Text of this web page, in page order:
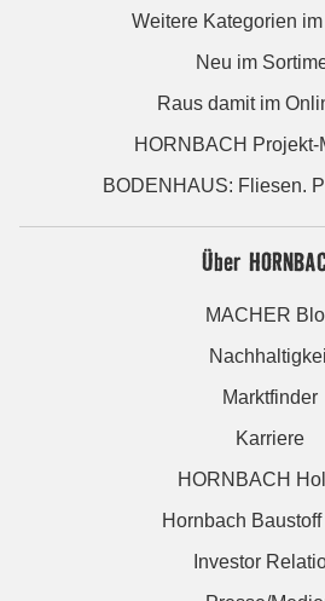
Weitere Kategorien
Neu im
Raus damit im
HORNBACH Projekt-
BODENHAUS: Fliesen.
Über
MACHER
Marktfinder
Karriere
HORNBACH
Hornbach
Investor